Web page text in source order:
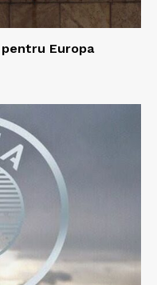
Europa